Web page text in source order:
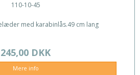
110-10-45
med karabinlås.49 cm lang
245,00 DKK
Mere info